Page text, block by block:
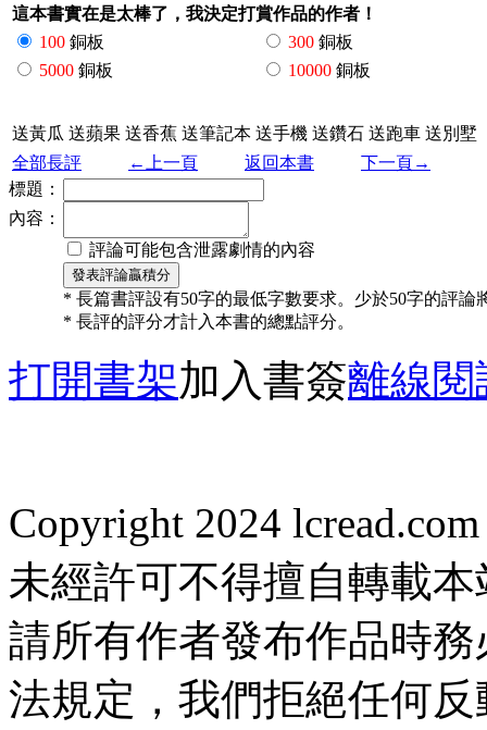
這本書實在是太棒了，我決定打賞作品的作者！
100 銅板 300 銅板
5000 銅板 10000 銅板
送黃瓜 送蘋果 送香蕉 送筆記本 送手機 送鑽石 送跑車 送別墅
全部長評
←上一頁 返回本書
下一頁→
標題：
內容：
評論可能包含泄露劇情的內容
* 長篇書評設有50字的最低字數要求。少於50字的評論
* 長評的評分才計入本書的總點評分。
打開書架加入書簽離線閱
Copyright 2024
未經許可不得擅自轉載
請所有作者發布作品時
法規定，我們拒絕任何